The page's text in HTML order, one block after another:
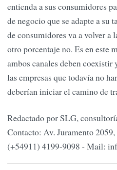
entienda a sus consumidores
de negocio que se adapte a su
de consumidores va a volver a
otro porcentaje no. Es en este
ambos canales deben
las empresas que todavía no
deberían iniciar el camino de
Redactado por SLG,
Contacto: Av. Juramento
(+54911) 4199-9098 - Mail: